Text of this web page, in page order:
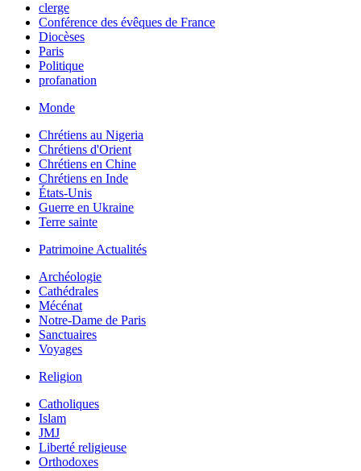
clerge
Conférence des évêques de France
Diocèses
Paris
Politique
profanation
Monde
Chrétiens au Nigeria
Chrétiens d'Orient
Chrétiens en Chine
Chrétiens en Inde
États-Unis
Guerre en Ukraine
Terre sainte
Patrimoine Actualités
Archéologie
Cathédrales
Mécénat
Notre-Dame de Paris
Sanctuaires
Voyages
Religion
Catholiques
Islam
JMJ
Liberté religieuse
Orthodoxes